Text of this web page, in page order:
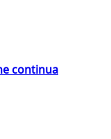
continua